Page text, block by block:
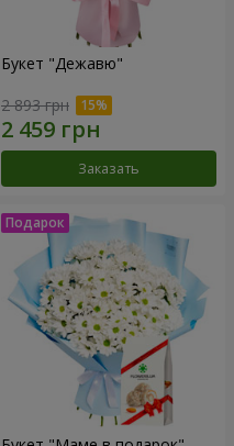
Букет "Дежавю"
2 893 грн
Заказать